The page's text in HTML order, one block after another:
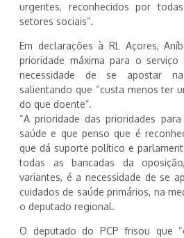
urgentes, reconhecidos por
setores sociais”.
Em declarações à RL Açores,
prioridade máxima para o
necessidade de se apostar na
salientando que “custa menos ter
do que doente”.
“A prioridade das prioridades
saúde e que penso que é
que dá suporte político e
todas as bancadas da
variantes, é a necessidade de se
cuidados de saúde primários, na
o deputado regional.
O deputado do PCP frisou que